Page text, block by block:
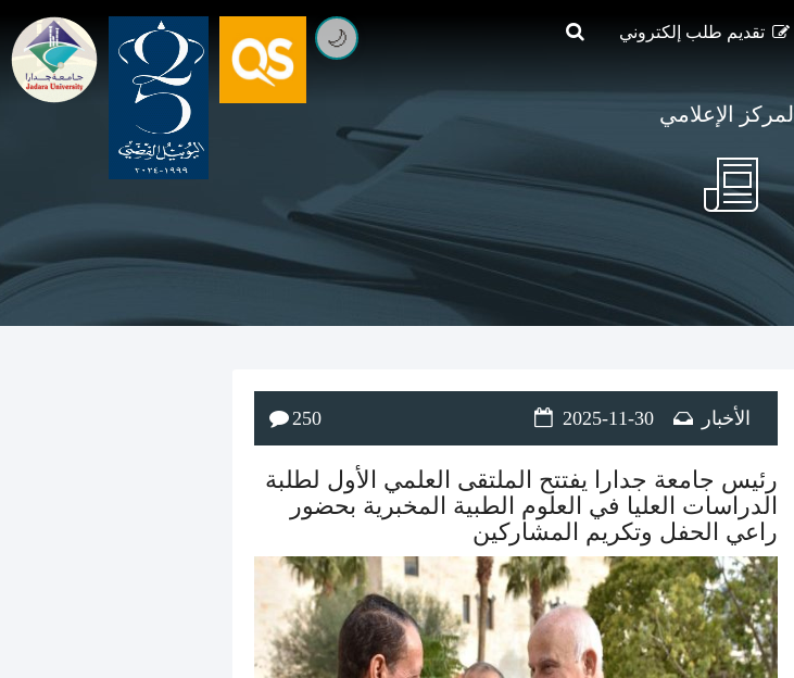
🌙
المركز الإعلامي
2025-11-30 الأخبار 250
رئيس جامعة جدارا يفتتح الملتقى العلمي الأول لطلبة
الدراسات العليا في العلوم الطبية المخبرية بحضور
راعي الحفل وتكريم المشاركين